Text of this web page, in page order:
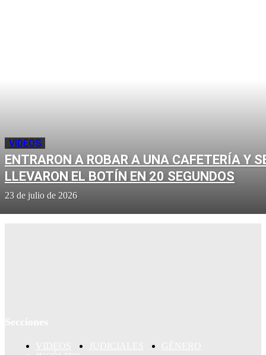
VIDEOS
ENTRARON A ROBAR A UNA CAFETERÍA Y
LLEVARON EL BOTÍN EN 20 SEGUNDOS
23 de julio de 2026